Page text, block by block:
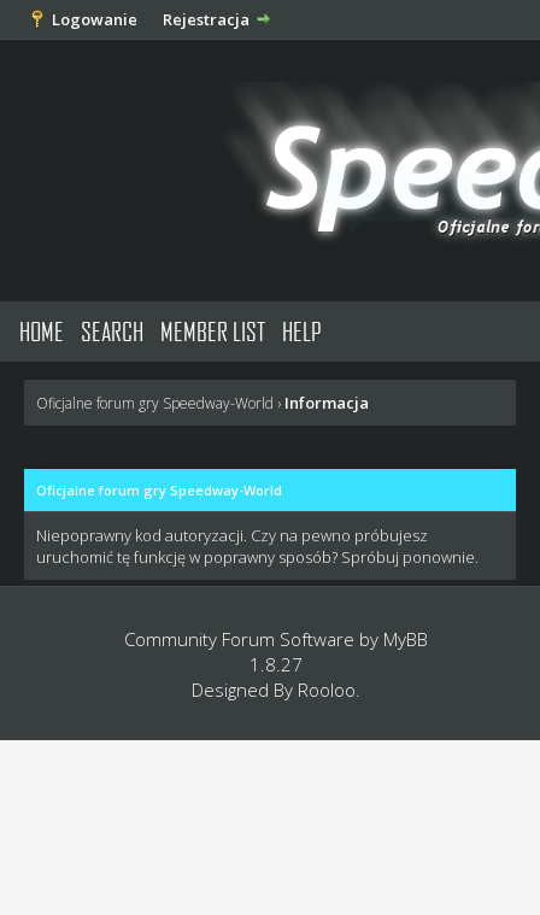
Logowanie Rejestracja
HOME SEARCH MEMBER LIST HELP
Oficjalne forum gry Speedway-World › Informacja
Oficjalne forum gry Speedway-World
Niepoprawny kod autoryzacji. Czy na pewno próbujesz
uruchomić tę funkcję w poprawny sposób? Spróbuj ponownie.
Community Forum Software by MyBB
1.8.27
Designed By Rooloo.